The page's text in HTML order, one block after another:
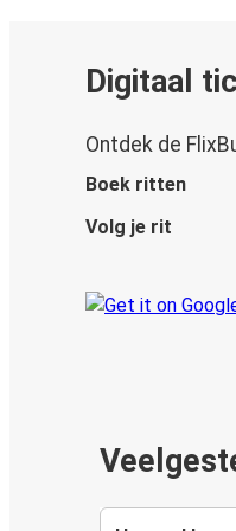
Digitaal
Ontdek de
Boek ritten
Volg je rit